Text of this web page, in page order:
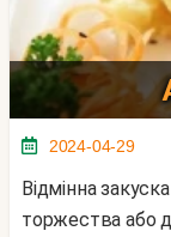
2024-04-29
Відмінна закуска для фуршету, свята, будь-якого
торжества або